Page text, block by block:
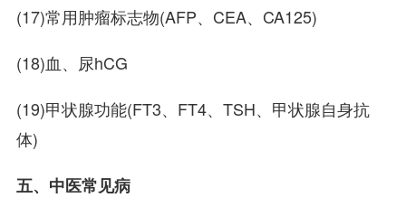
(17)常用肿瘤标志物(AFP、CEA、CA125)
(18)血、尿hCG
(19)甲状腺功能(FT3、FT4、TSH、甲状腺自身抗
体)
五、中医常见病